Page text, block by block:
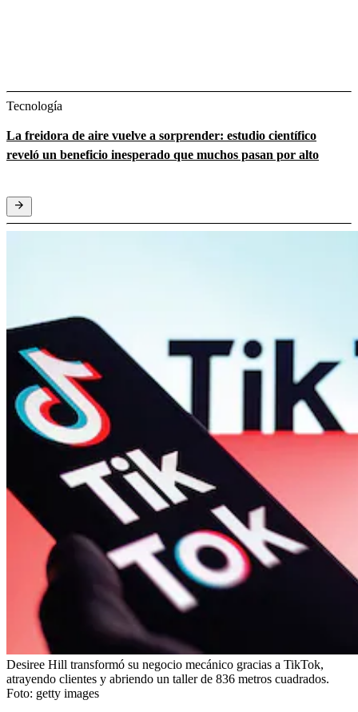
Tecnología
La freidora de aire vuelve a sorprender: estudio científico
reveló un beneficio inesperado que muchos pasan por alto
Desiree Hill transformó su negocio mecánico gracias a TikTok,
atrayendo clientes y abriendo un taller de 836 metros cuadrados.
Foto: getty images